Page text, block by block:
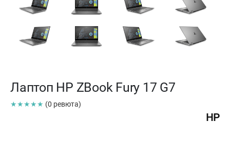
Лаптоп HP ZBook Fury 17 G7
★★★★★ (0 ревюта)
HP